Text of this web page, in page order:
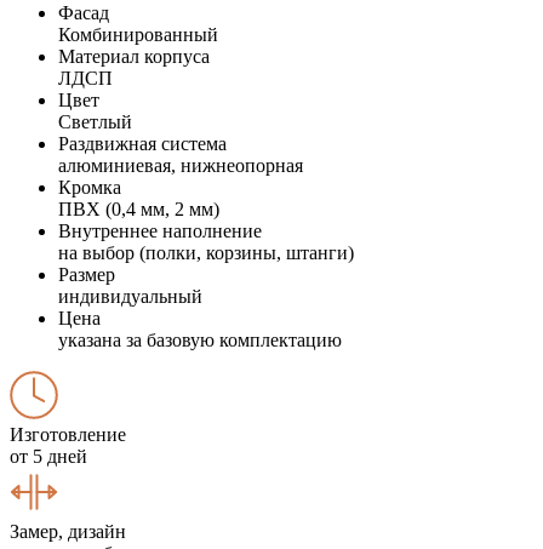
Фасад
Комбинированный
Материал корпуса
ЛДСП
Цвет
Светлый
Раздвижная система
алюминиевая, нижнеопорная
Кромка
ПВХ (0,4 мм, 2 мм)
Внутреннее наполнение
на выбор (полки, корзины, штанги)
Размер
индивидуальный
Цена
указана за базовую комплектацию
Изготовление
от 5 дней
Замер, дизайн